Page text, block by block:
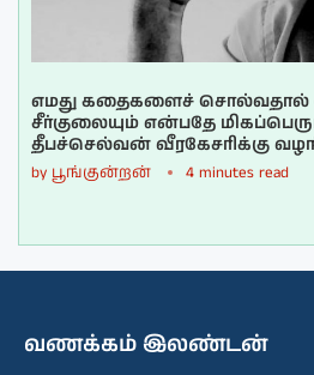
எமது கதைகளைச் சொல்வதால்
சீர்குலையும் என்பதே
தீபச்செல்வன் வீரகேசரிக்கு
by பூங்குன்றன் 4 minutes read
வணக்கம் இலண்டன்